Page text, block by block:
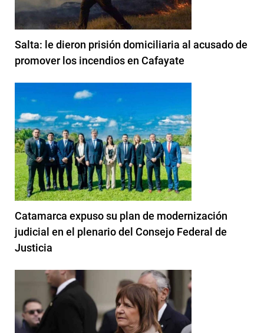
Salta: le dieron prisión domiciliaria al acusado de
promover los incendios en Cafayate
Catamarca expuso su plan de modernización
judicial en el plenario del Consejo Federal de
Justicia